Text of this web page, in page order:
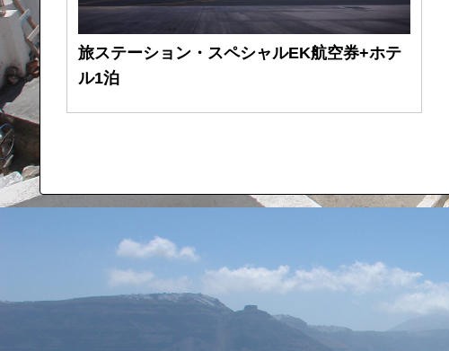
旅ステーション・スペシャルEK航空券+ホテ
ル1泊